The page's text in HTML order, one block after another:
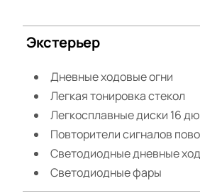
Экстерьер
Дневные ходовые огни
Легкая тонировка стекол
Легкосплавные диски 16
Повторители сигналов
Светодиодные дневные
Светодиодные фары